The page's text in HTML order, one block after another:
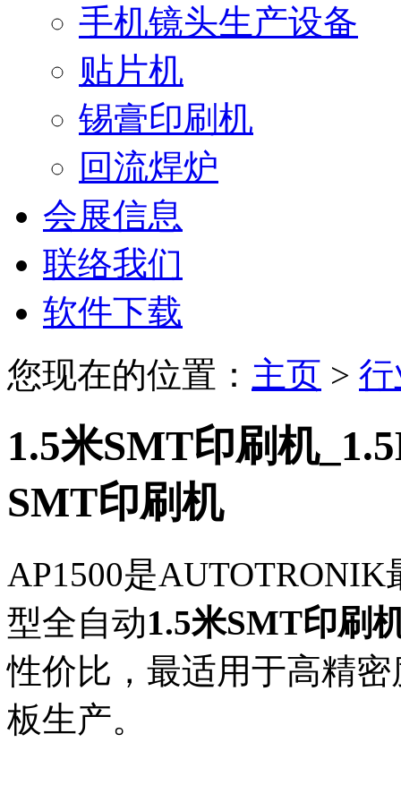
手机镜头生产设备
贴片机
锡膏印刷机
回流焊炉
会展信息
联络我们
软件下载
您现在的位置： 主页 >
1.5米SMT印刷机
SMT印刷机
AP1500是
型全自动1.5米SMT印刷
性价比，最适用于高精
板生产。